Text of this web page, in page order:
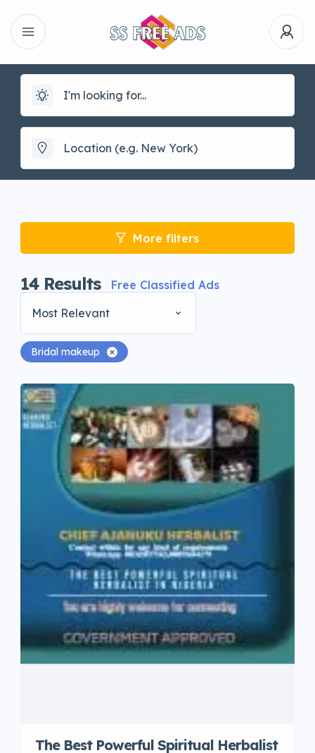
More filters
14 Results
Free Classified Ads
Most Relevant
Bridal makeup
The Best Powerful Spiritual Herbalist